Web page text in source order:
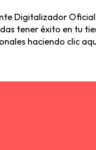
Digitalizador
tener éxito en tu
haciendo clic